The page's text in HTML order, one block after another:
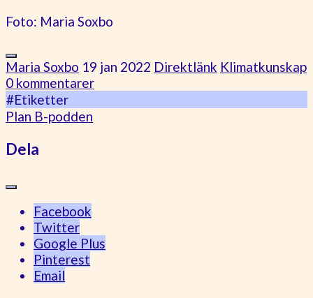
Foto: Maria Soxbo
Maria Soxbo 19 jan 2022 Direktlänk Klimatkunskap
0 kommentarer
#Etiketter
Plan B-podden
Dela
Facebook
Twitter
Google Plus
Pinterest
Email